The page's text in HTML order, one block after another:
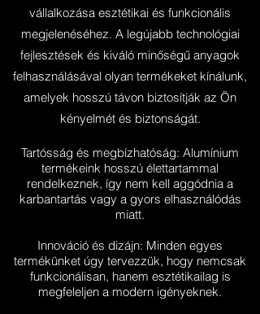
vállalkozása esztétikai és funkcionális
megjelenéséhez. A legújabb technológiai
fejlesztések és kiváló minőségű anyagok
felhasználásával olyan termékeket kínálunk,
amelyek hosszú távon biztosítják az Ön
kényelmét és biztonságát.
Tartósság és megbízhatóság: Alumínium
termékeink hosszú élettartammal
rendelkeznek, így nem kell aggódnia a
karbantartás vagy a gyors elhasználódás
miatt.
Innováció és dizájn: Minden egyes
termékünket úgy tervezzük, hogy nemcsak
funkcionálisan, hanem esztétikailag is
megfeleljen a modern igényeknek.